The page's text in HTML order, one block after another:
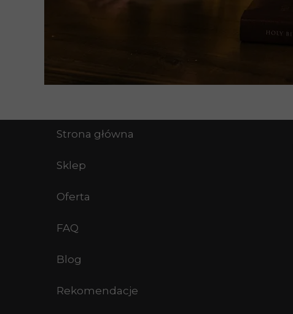
Strona główna
Sklep
Oferta
Hipnoterapia
Proces kariera i biznes
Proces sztuka i kreatywność
FAQ
Blog
Rekomendacje